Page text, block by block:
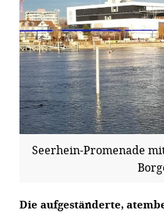
Seerhein-Promenade
Die aufgeständerte,